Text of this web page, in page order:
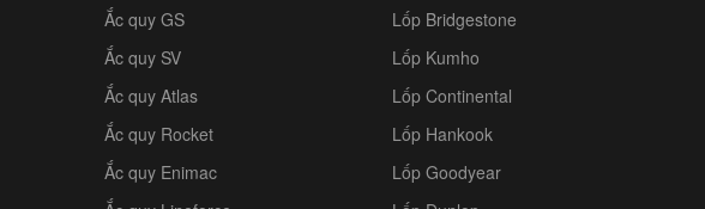
Ắc quy GS
Ắc quy SV
Ắc quy Atlas
Ắc quy Rocket
Ắc quy Enimac
Lốp Bridgestone
Lốp Kumho
Lốp Continental
Lốp Hankook
Lốp Goodyear